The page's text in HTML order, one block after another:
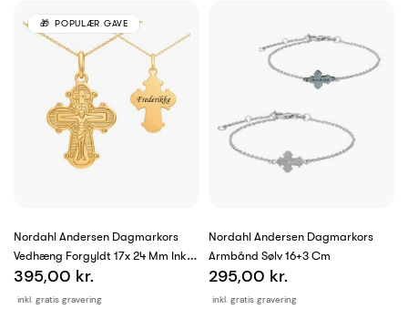
Nordahl Andersen Dagmarkors
Vedhæng Forgyldt 17x 24 Mm Inkl.
Kæde
inkl. gratis gravering
395,00 kr.
POPULÆR GAVE
Nordahl Andersen Dagmarkors
Armbånd Sølv 16+3 Cm
inkl. gratis gravering
295,00 kr.